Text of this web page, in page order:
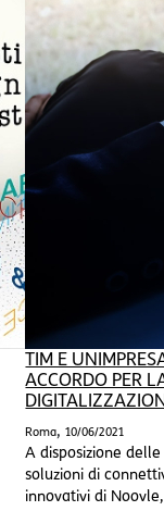
TIM E
ACCORDO PER
Roma,10/06/2021
A disposizione
soluzioni di
innovativi di